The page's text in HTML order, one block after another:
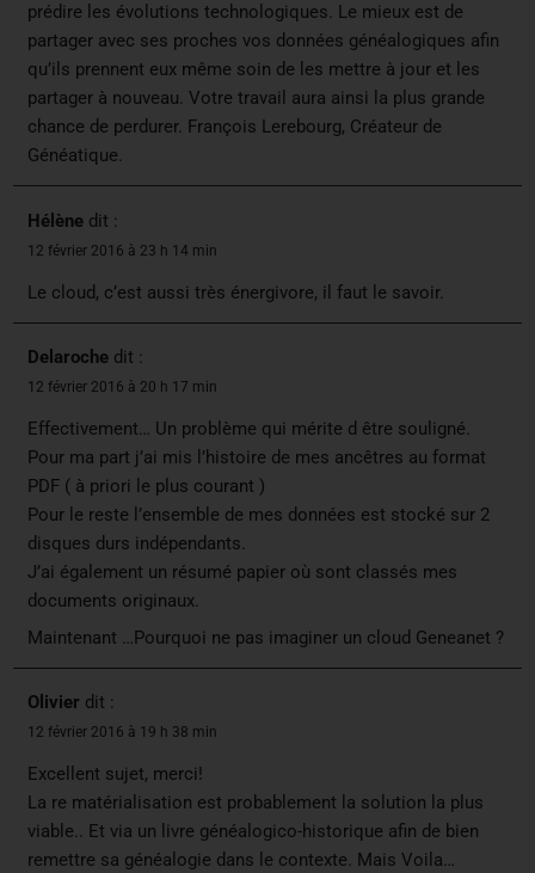
prédire les évolutions technologiques. Le mieux est de
partager avec ses proches vos données généalogiques afin
qu’ils prennent eux même soin de les mettre à jour et les
partager à nouveau. Votre travail aura ainsi la plus grande
chance de perdurer. François Lerebourg, Créateur de
Généatique.
Hélène dit :
12 février 2016 à 23 h 14 min
Le cloud, c’est aussi très énergivore, il faut le savoir.
Delaroche dit :
12 février 2016 à 20 h 17 min
Effectivement… Un problème qui mérite d être souligné.
Pour ma part j’ai mis l’histoire de mes ancêtres au format
PDF ( à priori le plus courant )
Pour le reste l’ensemble de mes données est stocké sur 2
disques durs indépendants.
J’ai également un résumé papier où sont classés mes
documents originaux.
Maintenant …Pourquoi ne pas imaginer un cloud Geneanet ?
Olivier dit :
12 février 2016 à 19 h 38 min
Excellent sujet, merci!
La re matérialisation est probablement la solution la plus
viable.. Et via un livre généalogico-historique afin de bien
remettre sa généalogie dans le contexte. Mais Voila…